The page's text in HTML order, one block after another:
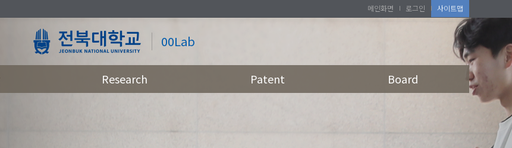
00Lab
메인화면 로그인 사이트맵
Research Patent Board